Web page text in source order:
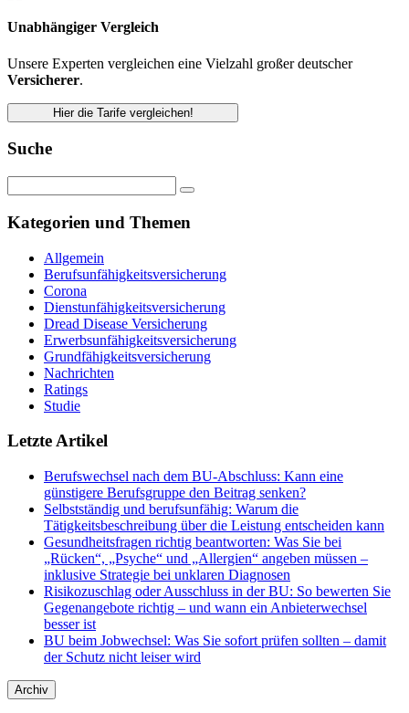
Unabhängiger Vergleich
Unsere Experten vergleichen eine Vielzahl großer deutscher
Versicherer.
Hier die Tarife vergleichen!
Suche
Kategorien und Themen
Allgemein
Berufsunfähigkeitsversicherung
Corona
Dienstunfähigkeitsversicherung
Dread Disease Versicherung
Erwerbsunfähigkeitsversicherung
Grundfähigkeitsversicherung
Nachrichten
Ratings
Studie
Letzte Artikel
Berufswechsel nach dem BU-Abschluss: Kann eine
günstigere Berufsgruppe den Beitrag senken?
Selbstständig und berufsunfähig: Warum die
Tätigkeitsbeschreibung über die Leistung entscheiden kann
Gesundheitsfragen richtig beantworten: Was Sie bei
„Rücken“, „Psyche“ und „Allergien“ angeben müssen –
inklusive Strategie bei unklaren Diagnosen
Risikozuschlag oder Ausschluss in der BU: So bewerten Sie
Gegenangebote richtig – und wann ein Anbieterwechsel
besser ist
BU beim Jobwechsel: Was Sie sofort prüfen sollten – damit
der Schutz nicht leiser wird
Archiv